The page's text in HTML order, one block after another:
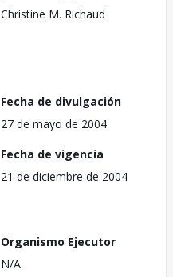
Christine M. Richaud
Fecha de divulgación
27 de mayo de 2004
Fecha de vigencia
21 de diciembre de 2004
Organismo Ejecutor
N/A